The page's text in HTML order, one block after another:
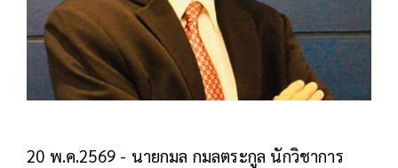
20 พ.ค.2569 - นายกมล กมลตระกูล นักวิชาการ